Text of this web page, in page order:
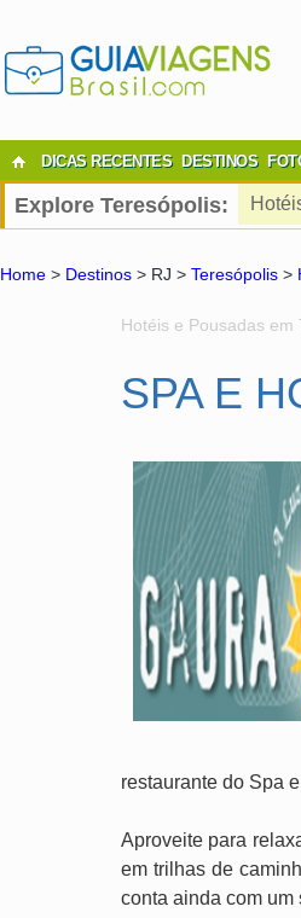
DICAS RECENTES DESTINOS
Explore Teresópolis:
Home > Destinos > RJ > Teresópolis >
Hotéis e Pousadas em
SPA E
restaurante do Spa
Aproveite para
em trilhas de
conta ainda com um